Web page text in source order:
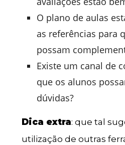
O plano de aulas
as referências para
possam
Existe um canal de
que os alunos
dúvidas?
Dica extra: que tal
utilização de outras